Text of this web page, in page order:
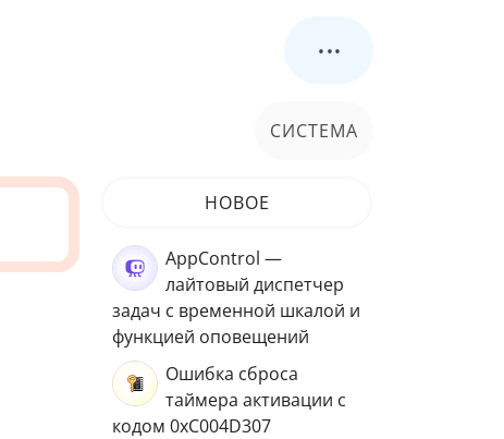
...
СИСТЕМА
НОВОЕ
AppControl —
лайтовый диспетчер
задач с временной шкалой и
функцией оповещений
Ошибка сброса
таймера активации с
кодом 0xC004D307